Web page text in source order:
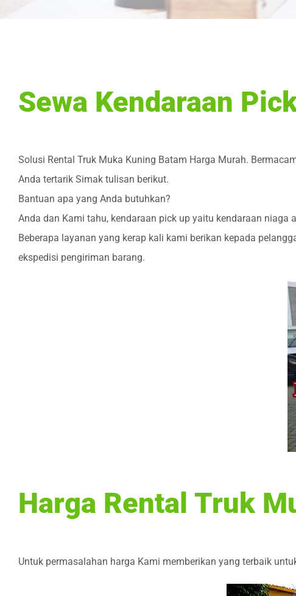
Sewa Kendaraan
Solusi Rental Truk Muka Kuning Batam Harga Murah.
Anda tertarik Simak tulisan berikut.
Bantuan apa yang Anda butuhkan?
Anda dan Kami tahu, kendaraan pick up yaitu kendaraan
Beberapa layanan yang kerap kali kami berikan kepada
ekspedisi pengiriman barang.
Harga Rental Truk
Untuk permasalahan harga Kami memberikan yang terbaik